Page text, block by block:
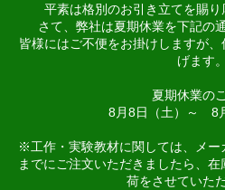
平素は格別のお引き立てを賜り
さて、弊社は夏期休業を下記の
皆様にはご不便をお掛けしますが
げます。
夏期休業の
8月8日（土）～ 8
※工作・実験教材に関しては、メー
までにご注文いただきましたら、
荷をさせていた